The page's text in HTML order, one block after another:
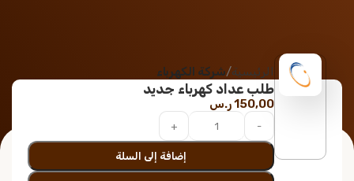
الرئيسية شركة الكهرباء
طلب عداد كهرباء جديد
150,00ر.س
إضافة إلى السلة